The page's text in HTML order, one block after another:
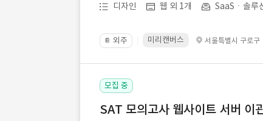
디자인 웹 외 1개 SaaSㆍ솔루
📔 외주 미리캔버스 서울특별시 구로구
모집 중
SAT 모의고사 웹사이트 서버 이